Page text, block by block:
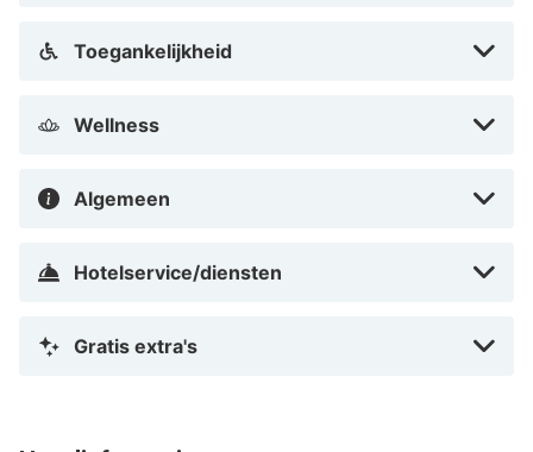
Toegankelijkheid
Wellness
Algemeen
Hotelservice/diensten
Gratis extra's